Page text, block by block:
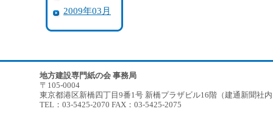
2009年03月
地方建設専門紙の会 事務局
〒105-0004
東京都港区新橋四丁目9番1号 新橋プラザビル16階（建通新聞社
TEL：03-5425-2070 FAX：03-5425-2075